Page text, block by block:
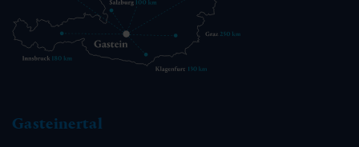
Gasteinertal